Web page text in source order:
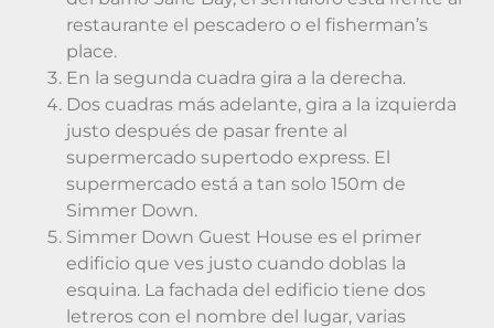
restaurante el pescadero o el fisherman’s
place.
En la segunda cuadra gira a la derecha.
Dos cuadras más adelante, gira a la izquierda
justo después de pasar frente al
supermercado supertodo express. El
supermercado está a tan solo 150m de
Simmer Down.
Simmer Down Guest House es el primer
edificio que ves justo cuando doblas la
esquina. La fachada del edificio tiene dos
letreros con el nombre del lugar, varias